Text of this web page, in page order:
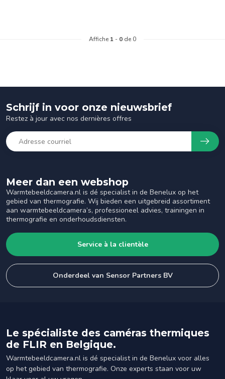
Affiche 1 - 0 de 0
Meer dan een webshop
Warmtebeeldcamera.nl is dé specialist in de Benelux op het
gebied van thermografie. Wij bieden een uitgebreid assortiment
aan warmtebeeldcamera’s, professioneel advies, trainingen in
thermografie en onderhoudsdiensten.
Service à la clientèle
Onderdeel van Sensor Partners BV
Schrijf in voor onze nieuwsbrief
Restez à jour avec nos dernières offres
Le spécialiste des caméras thermiques
de FLIR en Belgique.
Warmtebeeldcamera.nl is dé specialist in de Benelux voor alles
op het gebied van thermografie. Onze experts staan voor uw